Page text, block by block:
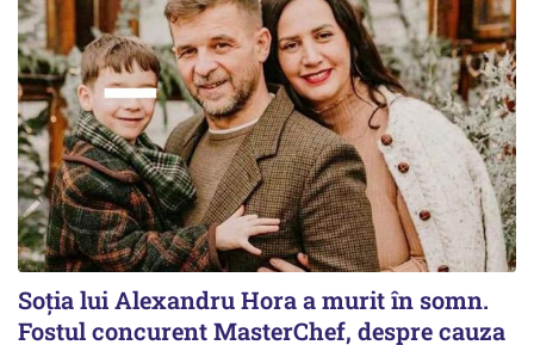
Soția lui Alexandru Hora a murit în somn.
Fostul concurent MasterChef, despre cauza